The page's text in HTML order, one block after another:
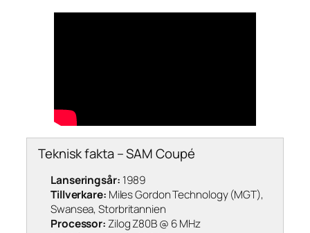
Teknisk fakta – SAM Coupé
Lanseringsår: 1989
Tillverkare: Miles Gordon Technology (MGT),
Swansea, Storbritannien
Processor:Zilog Z80B @ 6 MHz